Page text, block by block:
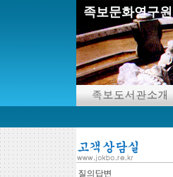
족보문화연구원